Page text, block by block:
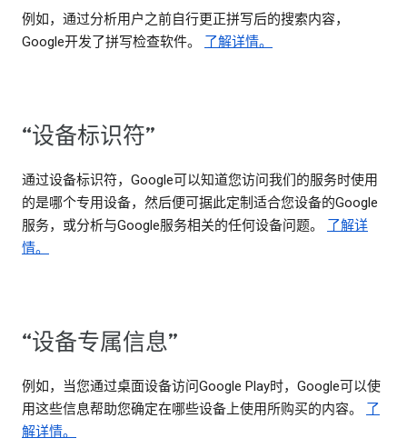
例如，通过分析用户之前自行更正拼写后的搜索内容，
Google开发了拼写检查软件。 了解详情。
“设备标识符”
通过设备标识符，Google可以知道您访问我们的服务时使用
的是哪个专用设备，然后便可据此定制适合您设备的Google
服务，或分析与Google服务相关的任何设备问题。 了解详
情。
“设备专属信息”
例如，当您通过桌面设备访问Google Play时，Google可以使
用这些信息帮助您确定在哪些设备上使用所购买的内容。 了
解详情。